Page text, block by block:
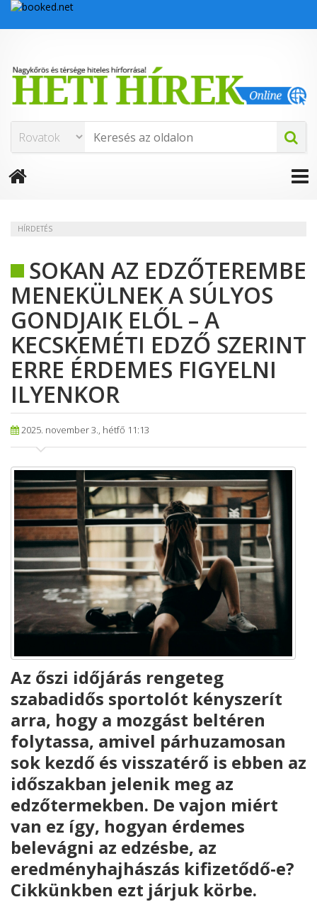
HÍRDETÉS
SOKAN AZ EDZŐTEREMBE
MENEKÜLNEK A SÚLYOS
GONDJAIK ELŐL – A
KECSKEMÉTI EDZŐ SZERINT
ERRE ÉRDEMES FIGYELNI
ILYENKOR
2025. november 3., hétfő 11:13
Az őszi időjárás rengeteg
szabadidős sportolót kényszerít
arra, hogy a mozgást beltéren
folytassa, amivel párhuzamosan
sok kezdő és visszatérő is ebben az
időszakban jelenik meg az
edzőtermekben. De vajon miért
van ez így, hogyan érdemes
belevágni az edzésbe, az
eredményhajhászás kifizetődő-e?
Cikkünkben ezt járjuk körbe.